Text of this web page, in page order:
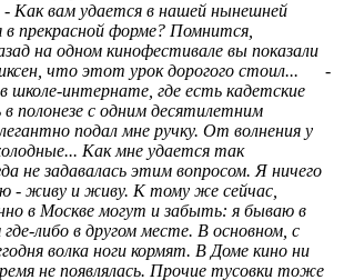
вам удается в нашей нынешней
прекрасной форме? Помнится,
на одном кинофестивале вы показали
что этот урок дорогого стоил... -
школе-интернате, где есть кадетские
полонезе с одним десятилетним
подал мне ручку. От волнения у
Как мне удается так
не задавалась этим вопросом. Я ничего
- живу и живу. К тому же сейчас,
в Москве могут и забыть: я бываю в
либо в другом месте. В основном, с
волка ноги кормят. В Доме кино ни
не появлялась. Прочие тусовки тоже